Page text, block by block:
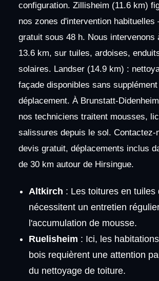
configuration. Zillisheim (11.6 km)
nos zones d'intervention
gratuit sous 48 h. Nous intervenons
13.6 km, sur tuiles, ardoises,
solaires. Landser (14.9 km) :
façade disponibles sans supplément
déplacement. À Brunstatt-
nos techniciens traitent mousses,
salissures depuis le sol. Contactez-
devis gratuit, déplacements inclus
de 30 km autour de Hirsingue.
Altkirch : Les toitures en tuiles
nécessitent un entretien
l'accumulation de mousse.
Ruelisheim : Ici, les
bois requièrent une attention
du nettoyage de toiture.